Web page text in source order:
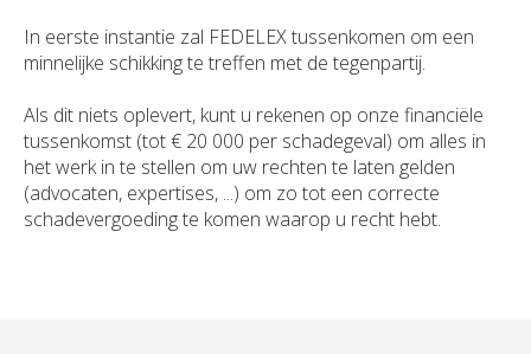
In eerste instantie zal FEDELEX tussenkomen om een
minnelijke schikking te treffen met de tegenpartij.
Als dit niets oplevert, kunt u rekenen op onze financiële
tussenkomst (tot € 20 000 per schadegeval) om alles in
het werk in te stellen om uw rechten te laten gelden
(advocaten, expertises, ...) om zo tot een correcte
schadevergoeding te komen waarop u recht hebt.